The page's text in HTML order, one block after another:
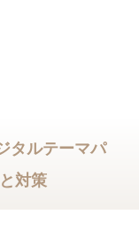
タルテーマパ
対策